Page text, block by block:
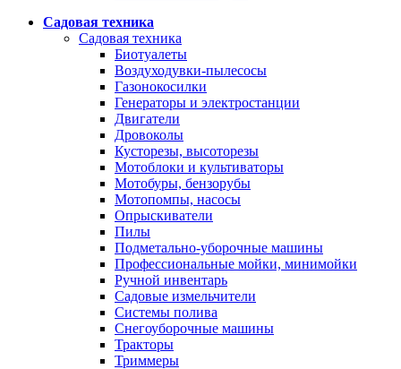
Садовая техника
Садовая техника
Биотуалеты
Воздуходувки-пылесосы
Газонокосилки
Генераторы и электростанции
Двигатели
Дровоколы
Кусторезы, высоторезы
Мотоблоки и культиваторы
Мотобуры, бензорубы
Мотопомпы, насосы
Опрыскиватели
Пилы
Подметально-уборочные машины
Профессиональные мойки, минимойки
Ручной инвентарь
Садовые измельчители
Системы полива
Снегоуборочные машины
Тракторы
Триммеры